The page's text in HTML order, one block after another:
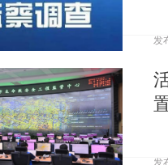
发
发